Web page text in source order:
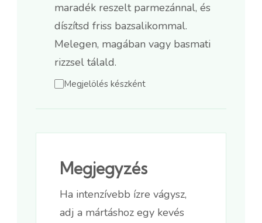
maradék reszelt parmezánnal, és
díszítsd friss bazsalikommal.
Melegen, magában vagy basmati
rizzsel tálald.
Megjelölés készként
Megjegyzés
Ha intenzívebb ízre vágysz,
adj a mártáshoz egy kevés